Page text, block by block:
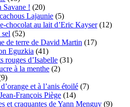
Savane ! (20)
Lajaunie (5)
chocolat au lait d’Eric Kayser(12)
(52)
de terre de David Martin (17)
Eguzkia (41)
rouges d’Isabelle (31)
à la menthe (2)
et à l’anis étoilé (7)
François Piège (14)
et craquantes de Yann Menguy (9)